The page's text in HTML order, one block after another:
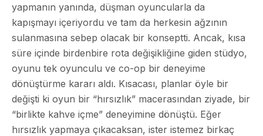
yapmanın yanında, düşman oyuncularla da
kapışmayı içeriyordu ve tam da herkesin ağzının
sulanmasına sebep olacak bir konseptti. Ancak, kısa
süre içinde birdenbire rota değişikliğine giden stüdyo,
oyunu tek oyunculu ve co-op bir deneyime
dönüştürme kararı aldı. Kısacası, planlar öyle bir
değişti ki oyun bir “hırsızlık” macerasından ziyade, bir
“birlikte kahve içme” deneyimine dönüştü. Eğer
hırsızlık yapmaya çıkacaksan, ister istemez birkaç